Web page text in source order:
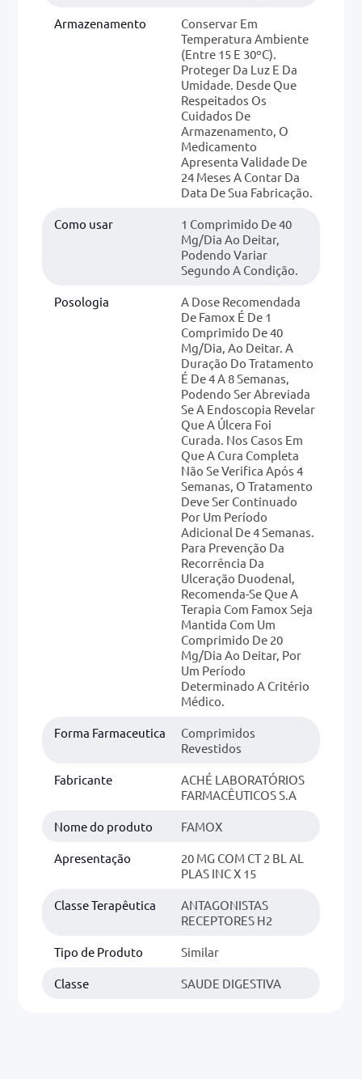
Armazenamento
Conservar Em
Temperatura Ambiente
(entre 15 E 30ºC).
Proteger Da Luz E Da
Umidade. Desde Que
Respeitados Os
Cuidados De
Armazenamento, O
Medicamento
Apresenta Validade De
24 Meses A Contar Da
Data De Sua Fabricação.
Como usar
1 Comprimido De 40
Mg/dia Ao Deitar,
Podendo Variar
Segundo A Condição.
Posologia
A Dose Recomendada
De Famox É De 1
Comprimido De 40
Mg/dia, Ao Deitar. A
Duração Do Tratamento
É De 4 A 8 Semanas,
Podendo Ser Abreviada
Se A Endoscopia Revelar
Que A Úlcera Foi
Curada. Nos Casos Em
Que A Cura Completa
Não Se Verifica Após 4
Semanas, O Tratamento
Deve Ser Continuado
Por Um Período
Adicional De 4 Semanas.
Para Prevenção Da
Recorrência Da
Ulceração Duodenal,
Recomenda-Se Que A
Terapia Com Famox Seja
Mantida Com Um
Comprimido De 20
Mg/dia Ao Deitar, Por
Um Período
Determinado A Critério
Médico.
Forma Farmaceutica
Comprimidos
Revestidos
Fabricante
ACHÉ LABORATÓRIOS
FARMACÊUTICOS S.A
Nome do produto FAMOX
Apresentação
20 MG COM CT 2 BL AL
PLAS INC X 15
Classe Terapêutica
ANTAGONISTAS
RECEPTORES H2
Tipo de Produto Similar
Classe SAUDE DIGESTIVA